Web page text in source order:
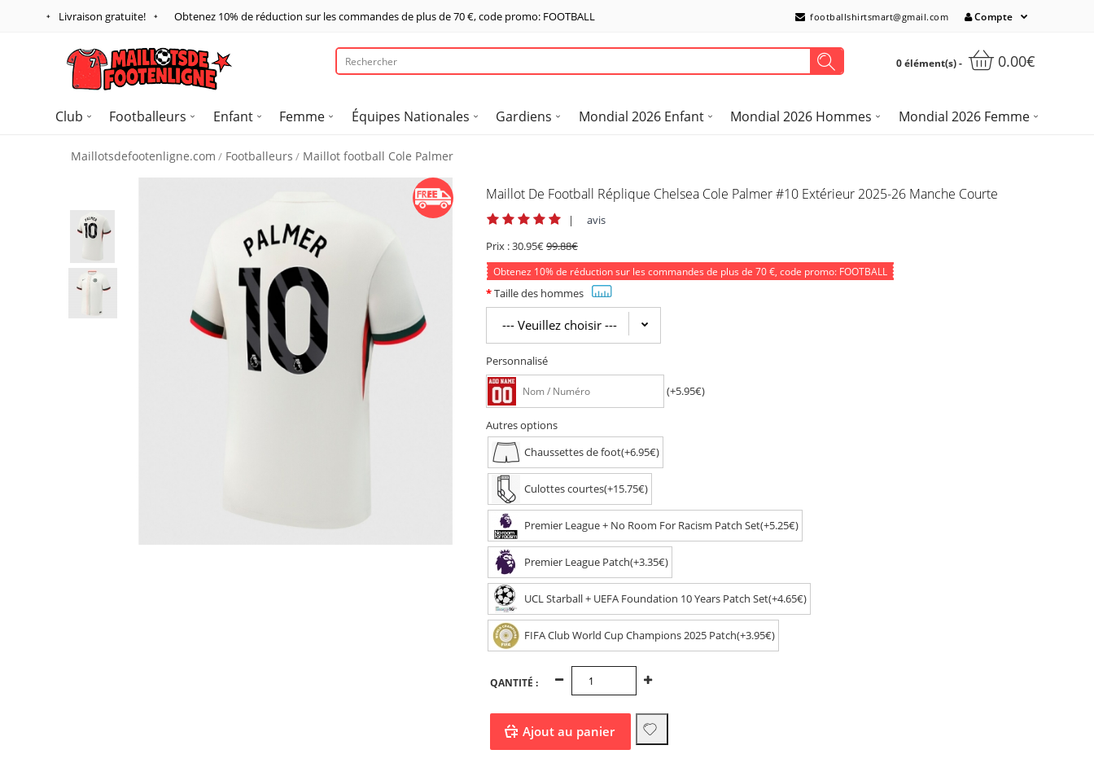
Livraison gratuite! Obtenez 10% de réduction sur les commandes de plus de70 €, code promo: FOOTBALL footballshirtsmart@gmail.com Compte
0 élément(s) - 0.00€
Club Footballeurs Enfant Femme Équipes Nationales Gardiens Mondial 2026 Enfant Mondial 2026 Hommes Mondial 2026 Femme
Maillotsdefootenligne.com Footballeurs Maillot football Cole Palmer
Maillot De Football Réplique Chelsea Cole Palmer #10 Extérieur 2025-26 Manche Courte
|
avis
Prix :30.95€99.88€
Obtenez 10%de réduction sur les commandes de plus de 70 €, code promo: FOOTBALL
Taille des hommes
Personnalisé
(+5.95€)
Autres options
Chaussettes de foot(+6.95€)
Culottes courtes(+15.75€)
Premier League + No Room For Racism Patch Set(+5.25€)
Premier League Patch(+3.35€)
UCL Starball + UEFA Foundation 10 Years Patch Set(+4.65€)
FIFA Club World Cup Champions 2025 Patch(+3.95€)
QANTITÉ :